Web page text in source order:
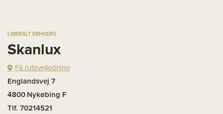
LIBERALT ERHVERV
Skanlux
Få rutevejledning
Englandsvej 7
4800 Nykøbing F
Tlf. 70214521